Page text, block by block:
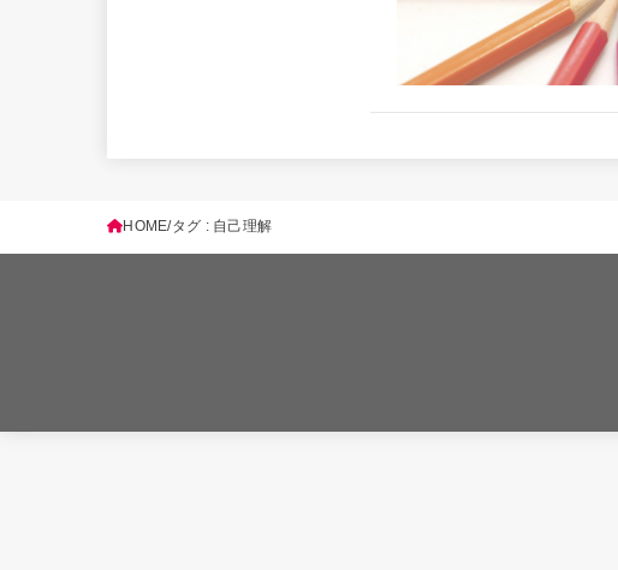
HOME タグ : 自己理解